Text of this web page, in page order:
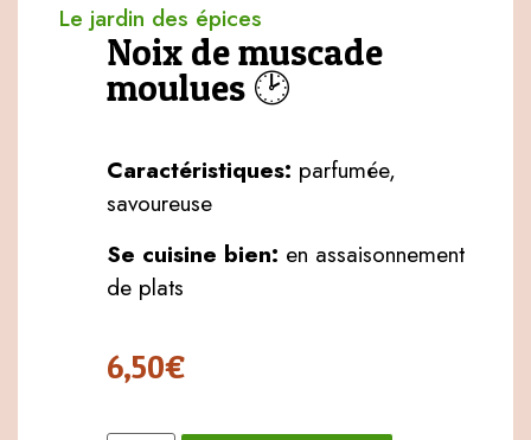
Le jardin des épices
Noix de muscade
moulues 🕑
Caractéristiques: parfumée,
savoureuse
Se cuisine bien: en assaisonnement
de plats
6,50€